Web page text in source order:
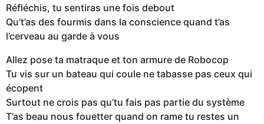
Réfléchis, tu sentiras une fois debout
Qu’t’as des fourmis dans la conscience quand t’as
l’cerveau au garde à vous
Allez pose ta matraque et ton armure de Robocop
Tu vis sur un bateau qui coule ne tabasse pas ceux qui
écopent
Surtout ne crois pas qu’tu fais pas partie du système
T’as beau nous fouetter quand on rame tu restes un